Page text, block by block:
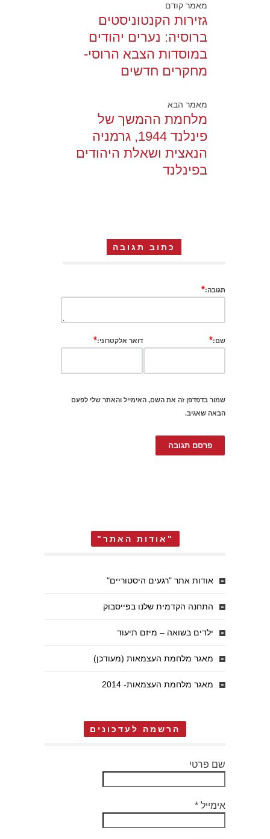
מאמר קודם
גזירות הקנטוניסטים
ברוסיה: נערים יהודים
במוסדות הצבא הרוסי-
מחקרים חדשים
מאמר הבא
מלחמת ההמשך של
פינלנד 1944, גרמניה
הנאצית ושאלת היהודים
בפינלנד
כתוב תגובה
תגובה:*
שם:* דואר אלקטרוני:*
שמור בדפדפן זה את השם, האימייל והאתר שלי לפעם
הבאה שאגיב.
"אודות האתר"
אודות אתר "רגעים היסטוריים"
התחנה הקדמית שלנו בפייסבוק
ילדים בשואה – מיזם תיעוד
מאגר מלחמת העצמאות (מעודכן)
מאגר מלחמת העצמאות- 2014
הרשמה לעדכונים
שם פרטי
אימייל *